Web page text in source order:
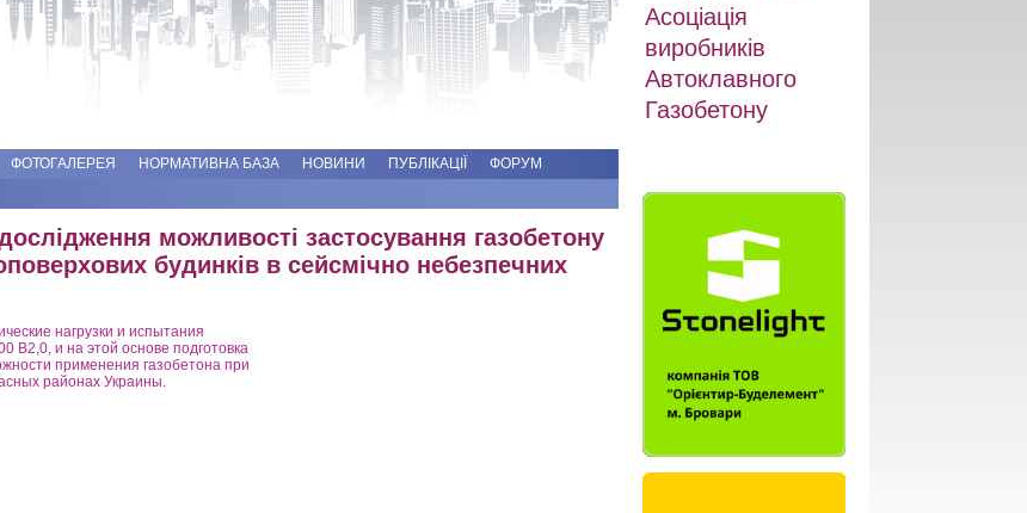
Асоціація
виробників
Автоклавного
Газобетону
ФОТОГАЛЕРЕЯ НОРМАТИВНА БАЗА НОВИНИ ПУБЛІКАЦІЇ ФОРУМ
можливості застосування газобетону
будинків в сейсмічно небезпечних
нагрузки и испытания
B2,0, и на этой основе подготовка
применения газобетона при
районах Украины.